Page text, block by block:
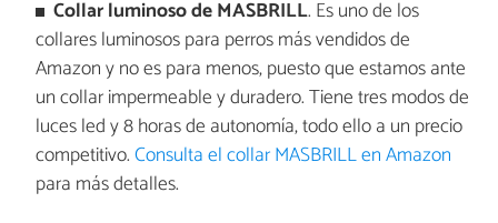
Collar luminoso de MASBRILL. Es uno de los
collares luminosos para perros más vendidos de
Amazon y no es para menos, puesto que estamos ante
un collar impermeable y duradero. Tiene tres modos de
luces led y 8 horas de autonomía, todo ello a un precio
competitivo.Consulta el collar MASBRILL en Amazon
para más detalles.